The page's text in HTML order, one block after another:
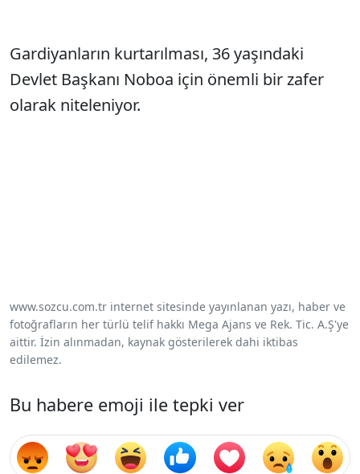
Gardiyanların kurtarılması, 36 yaşındaki
Devlet Başkanı Noboa için önemli bir zafer
olarak niteleniyor.
www.sozcu.com.tr internet sitesinde yayınlanan yazı, haber ve
fotoğrafların her türlü telif hakkı Mega Ajans ve Rek. Tic. A.Ş'ye
aittir. İzin alınmadan, kaynak gösterilerek dahi iktibas
edilemez.
Bu habere emoji ile tepki ver